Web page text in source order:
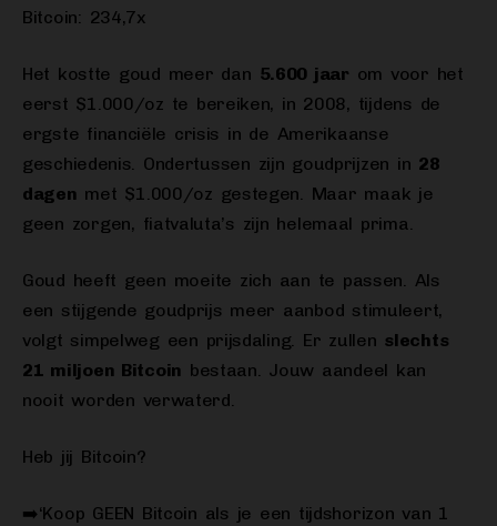
Bitcoin: 234,7x
Het kostte goud meer dan 5.600 jaar om voor het
eerst $1.000/oz te bereiken, in 2008, tijdens de
ergste financiële crisis in de Amerikaanse
geschiedenis. Ondertussen zijn goudprijzen in 28
dagen met $1.000/oz gestegen. Maar maak je
geen zorgen, fiatvaluta’s zijn helemaal prima.
Goud heeft geen moeite zich aan te passen. Als
een stijgende goudprijs meer aanbod stimuleert,
volgt simpelweg een prijsdaling. Er zullen slechts
21 miljoen Bitcoin bestaan. Jouw aandeel kan
nooit worden verwaterd.
Heb jij Bitcoin?
➡️‘Koop GEEN Bitcoin als je een tijdshorizon van 1